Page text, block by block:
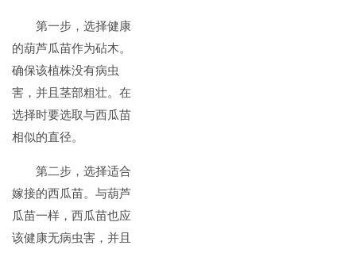
第一步，选择健康
的葫芦瓜苗作为砧木。
确保该植株没有病虫
害，并且茎部粗壮。在
选择时要选取与西瓜苗
相似的直径。
第二步，选择适合
嫁接的西瓜苗。与葫芦
瓜苗一样，西瓜苗也应
该健康无病虫害，并且